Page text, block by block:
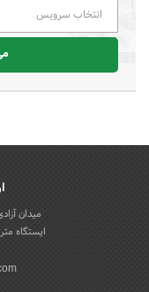
انتخاب سرویس
میدان
ایستگاه